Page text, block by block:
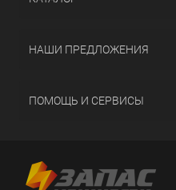
НАШИ ПРЕДЛОЖЕНИЯ
ПОМОЩЬ И СЕРВИСЫ